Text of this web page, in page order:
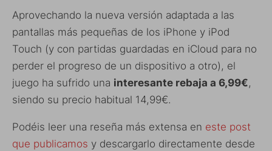
Aprovechando la nueva versión adaptada a las
pantallas más pequeñas de los iPhone y iPod
Touch (y con partidas guardadas en iCloud para no
perder el progreso de un dispositivo a otro), el
juego ha sufrido una interesante rebaja a 6,99€,
siendo su precio habitual 14,99€.
Podéis leer una reseña más extensa en este post
que publicamos y descargarlo directamente desde